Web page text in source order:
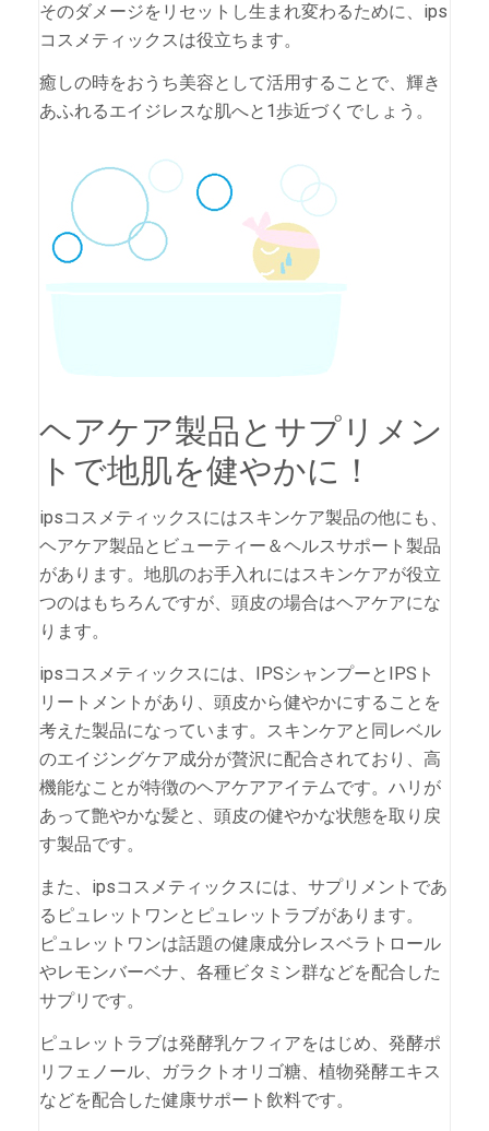
そのダメージをリセットし生まれ変わるために、ips
コスメティックスは役立ちます。
癒しの時をおうち美容として活用することで、輝き
あふれるエイジレスな肌へと1歩近づくでしょう。
ヘアケア製品とサプリメン
トで地肌を健やかに！
ipsコスメティックスにはスキンケア製品の他にも、
ヘアケア製品とビューティー＆ヘルスサポート製品
があります。地肌のお手入れにはスキンケアが役立
つのはもちろんですが、頭皮の場合はヘアケアにな
ります。
ipsコスメティックスには、IPSシャンプーとIPSト
リートメントがあり、頭皮から健やかにすることを
考えた製品になっています。スキンケアと同レベル
のエイジングケア成分が贅沢に配合されており、高
機能なことが特徴のヘアケアアイテムです。ハリが
あって艶やかな髪と、頭皮の健やかな状態を取り戻
す製品です。
また、ipsコスメティックスには、サプリメントであ
るピュレットワンとピュレットラブがあります。
ピュレットワンは話題の健康成分レスベラトロール
やレモンバーベナ、各種ビタミン群などを配合した
サプリです。
ピュレットラブは発酵乳ケフィアをはじめ、発酵ポ
リフェノール、ガラクトオリゴ糖、植物発酵エキス
などを配合した健康サポート飲料です。